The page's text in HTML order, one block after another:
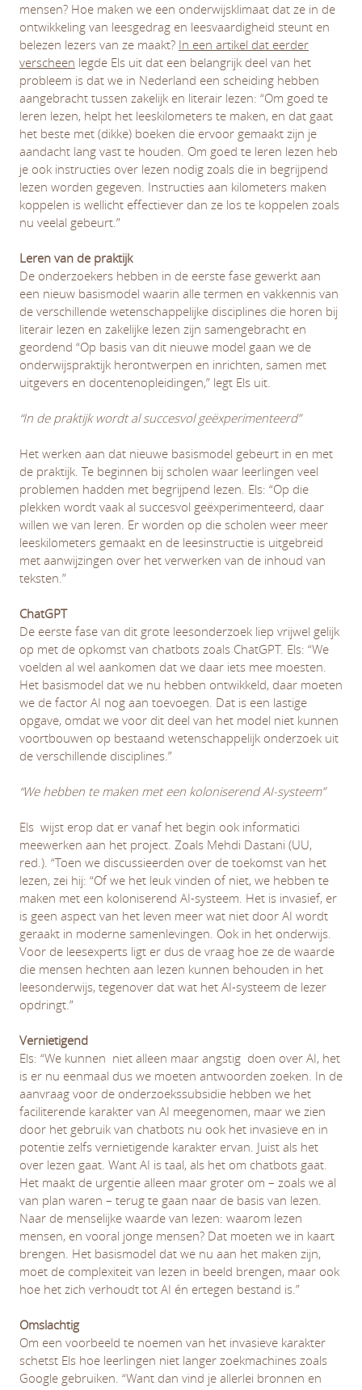
mensen? Hoe maken we een onderwijsklimaat dat ze in de
ontwikkeling van leesgedrag en leesvaardigheid steunt en
belezen lezers van ze maakt? In een artikel dat eerder
verscheen legde Els uit dat een belangrijk deel van het
probleem is dat we in Nederland een scheiding hebben
aangebracht tussen zakelijk en literair lezen: “Om goed te
leren lezen, helpt het leeskilometers te maken, en dat gaat
het beste met (dikke) boeken die ervoor gemaakt zijn je
aandacht lang vast te houden. Om goed te leren lezen heb
je ook instructies over lezen nodig zoals die in begrijpend
lezen worden gegeven. Instructies aan kilometers maken
koppelen is wellicht effectiever dan ze los te koppelen zoals
nu veelal gebeurt.”
Leren van de praktijk
De onderzoekers hebben in de eerste fase gewerkt aan
een nieuw basismodel waarin alle termen en vakkennis van
de verschillende wetenschappelijke disciplines die horen bij
literair lezen en zakelijke lezen zijn samengebracht en
geordend “Op basis van dit nieuwe model gaan we de
onderwijspraktijk herontwerpen en inrichten, samen met
uitgevers en docentenopleidingen,” legt Els uit.
“In de praktijk wordt al succesvol geëxperimenteerd”
Het werken aan dat nieuwe basismodel gebeurt in en met
de praktijk. Te beginnen bij scholen waar leerlingen veel
problemen hadden met begrijpend lezen. Els: “Op die
plekken wordt vaak al succesvol geëxperimenteerd, daar
willen we van leren. Er worden op die scholen weer meer
leeskilometers gemaakt en de leesinstructie is uitgebreid
met aanwijzingen over het verwerken van de inhoud van
teksten.”
ChatGPT
De eerste fase van dit grote leesonderzoek liep vrijwel gelijk
op met de opkomst van chatbots zoals ChatGPT. Els: “We
voelden al wel aankomen dat we daar iets mee moesten.
Het basismodel dat we nu hebben ontwikkeld, daar moeten
we de factor AI nog aan toevoegen. Dat is een lastige
opgave, omdat we voor dit deel van het model niet kunnen
voortbouwen op bestaand wetenschappelijk onderzoek uit
de verschillende disciplines.”
“We hebben te maken met een koloniserend AI-systeem”
Els wijst erop dat er vanaf het begin ook informatici
meewerken aan het project. Zoals Mehdi Dastani (UU,
red.). “Toen we discussieerden over de toekomst van het
lezen, zei hij: “Of we het leuk vinden of niet, we hebben te
maken met een koloniserend AI-systeem. Het is invasief, er
is geen aspect van het leven meer wat niet door AI wordt
geraakt in moderne samenlevingen. Ook in het onderwijs.
Voor de leesexperts ligt er dus de vraag hoe ze de waarde
die mensen hechten aan lezen kunnen behouden in het
leesonderwijs, tegenover dat wat het AI-systeem de lezer
opdringt.”
Vernietigend
Els: “We kunnen niet alleen maar angstig doen over AI, het
is er nu eenmaal dus we moeten antwoorden zoeken. In de
aanvraag voor de onderzoekssubsidie hebben we het
faciliterende karakter van AI meegenomen, maar we zien
door het gebruik van chatbots nu ook het invasieve en in
potentie zelfs vernietigende karakter ervan. Juist als het
over lezen gaat. Want AI is taal, als het om chatbots gaat.
Het maakt de urgentie alleen maar groter om – zoals we al
van plan waren – terug te gaan naar de basis van lezen.
Naar de menselijke waarde van lezen: waarom lezen
mensen, en vooral jonge mensen? Dat moeten we in kaart
brengen. Het basismodel dat we nu aan het maken zijn,
moet de complexiteit van lezen in beeld brengen, maar ook
hoe het zich verhoudt tot AI én ertegen bestand is.”
Omslachtig
Om een voorbeeld te noemen van het invasieve karakter
schetst Els hoe leerlingen niet langer zoekmachines zoals
Google gebruiken. “Want dan vind je allerlei bronnen en